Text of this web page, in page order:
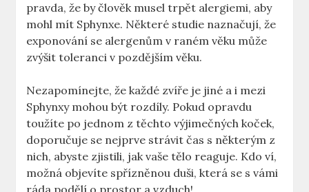
pravda, že by člověk musel trpět alergiemi, aby
mohl mít Sphynxe. Některé studie naznačují, že
exponování se alergenům v raném věku může
zvýšit toleranci v pozdějším věku.
Nezapomínejte, že každé zvíře je jiné a i mezi
Sphynxy mohou být rozdíly. Pokud opravdu
toužíte po jednom z těchto výjimečných koček,
doporučuje se nejprve strávit čas s některým z
nich, abyste zjistili, jak vaše tělo reaguje. Kdo ví,
možná objevíte spřízněnou duši, která se s vámi